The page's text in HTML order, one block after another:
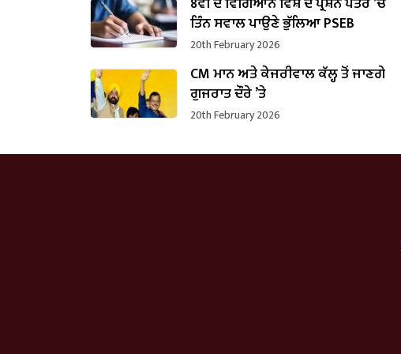
ਤਿੰਨ ਸਵਾਲ ਪਾਉਣੇ ਭੁੱਲਿਆ PSEB
20th February 2026
CM ਮਾਨ ਅਤੇ ਕੇਜਰੀਵਾਲ ਕੱਲ੍ਹ ਤੋਂ ਜਾਣਗੇ
ਗੁਜਰਾਤ ਦੌਰੇ ’ਤੇ
20th February 2026